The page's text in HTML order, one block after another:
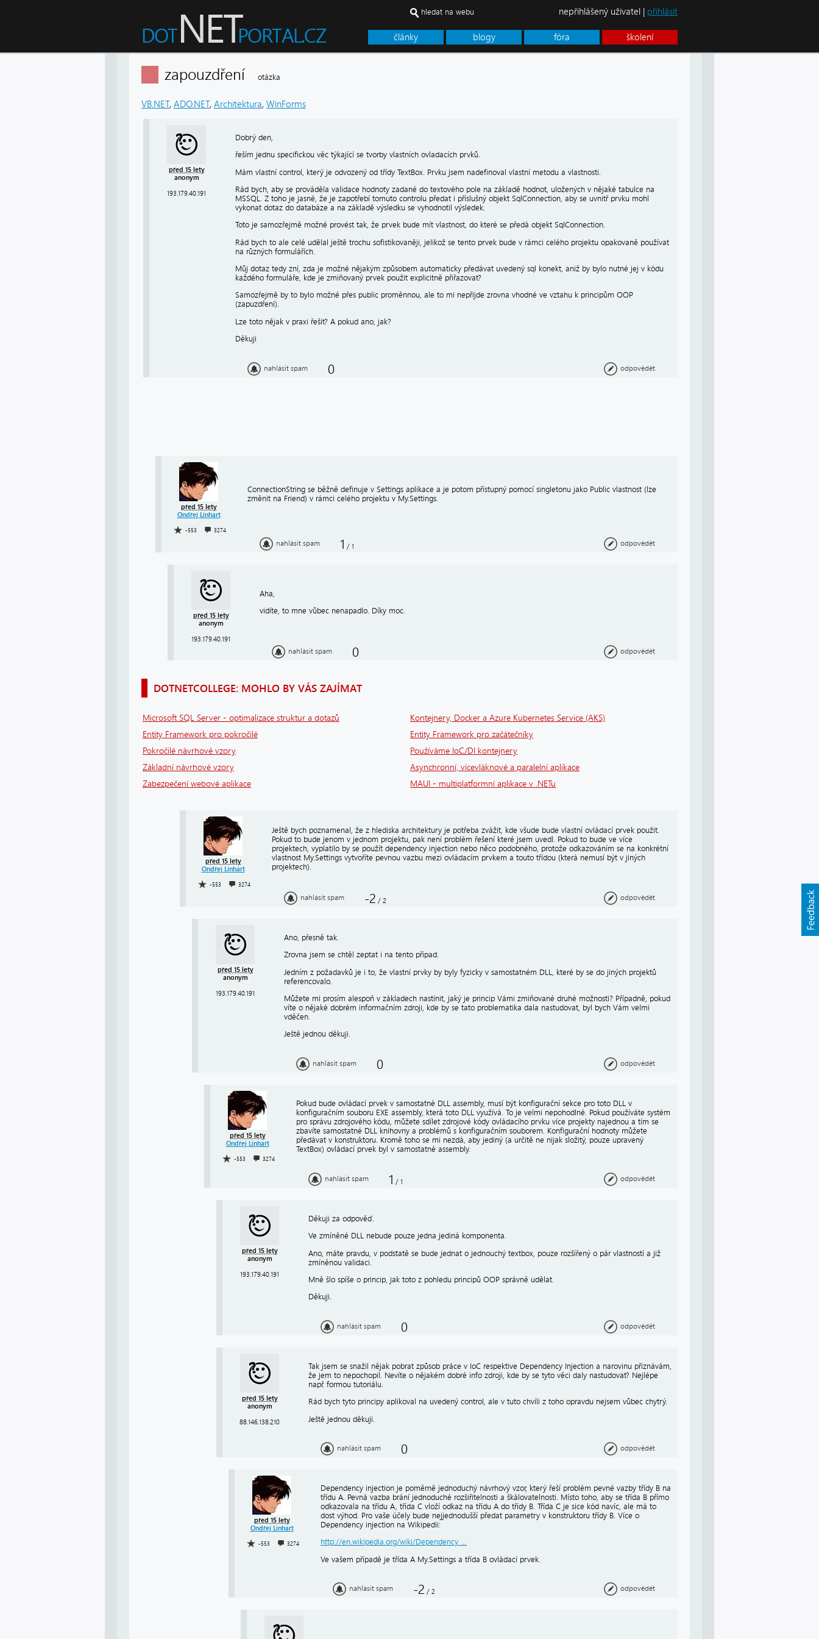
články blogy fóra školení
hledat na webu nepřihlášený uživatel | přihlásit
zapouzdření otázka
VB.NET, ADO.NET, Architektura, WinForms
před 15 lety
anonym
193.179.40.191
Dobrý den,
řeším jednu specifickou věc týkající se tvorby vlastních ovladacích prvků.
Mám vlastní control, který je odvozený od třídy TextBox. Prvku jsem nadefinoval vlastní metodu a vlastnosti.
Rád bych, aby se prováděla validace hodnoty zadané do textového pole na základě hodnot, uložených v nějaké tabulce na
MSSQL. Z toho je jasné, že je zapotřebí tomuto controlu předat i příslušný objekt SqlConnection, aby se uvnitř prvku mohl
vykonat dotaz do databáze a na základě výsledku se vyhodnotil výsledek.
Toto je samozřejmě možné provést tak, že prvek bude mít vlastnost, do které se předá objekt SqlConnection.
Rád bych to ale celé udělal ještě trochu sofistikovaněji, jelikož se tento prvek bude v rámci celého projektu opakovaně používat
na různých formulářích.
Můj dotaz tedy zní, zda je možné nějakým způsobem automaticky předávat uvedený sql konekt, aniž by bylo nutné jej v kódu
každého formuláře, kde je zmiňovaný prvek použit explicitně přiřazovat?
Samozřejmě by to bylo možné přes public proměnnou, ale to mi nepřijde zrovna vhodné ve vztahu k principům OOP
(zapuzdření).
Lze toto nějak v praxi řešit? A pokud ano, jak?
Děkuji
nahlásit spam 0 odpovědět
před 15 lety
Ondřej Linhart
-553 3274
ConnectionString se běžně definuje v Settings aplikace a je potom přístupný pomocí singletonu jako Public vlastnost (lze
změnit na Friend) v rámci celého projektu v My.Settings.
nahlásit spam 1 / 1 odpovědět
před 15 lety
anonym
193.179.40.191
Aha,
vidíte, to mne vůbec nenapadlo. Díky moc.
nahlásit spam 0 odpovědět
DOTNETCOLLEGE: MOHLO BY VÁS ZAJÍMAT
Microsoft SQL Server - optimalizace struktur a dotazů
Kontejnery, Docker a Azure Kubernetes Service (AKS)
Entity Framework pro pokročilé
Entity Framework pro začátečníky
Pokročilé návrhové vzory
Používáme IoC/DI kontejnery
Základní návrhové vzory
Asynchronní, vícevláknové a paralelní aplikace
Zabezpečení webové aplikace
MAUI - multiplatformní aplikace v .NETu
před 15 lety
Ondřej Linhart
-553 3274
Ještě bych poznamenal, že z hlediska architektury je potřeba zvážit, kde všude bude vlastní ovládací prvek použit.
Pokud to bude jenom v jednom projektu, pak není problém řešení které jsem uvedl. Pokud to bude ve více
projektech, vyplatilo by se použít dependency injection nebo něco podobného, protože odkazováním se na konkrétní
vlastnost My.Settings vytvoříte pevnou vazbu mezi ovládacím prvkem a touto třídou (která nemusí být v jiných
projektech).
nahlásit spam -2 / 2 odpovědět
před 15 lety
anonym
193.179.40.191
Ano, přesně tak.
Zrovna jsem se chtěl zeptat i na tento případ.
Jedním z požadavků je i to, že vlastní prvky by byly fyzicky v samostatném DLL, které by se do jiných projektů
referencovalo.
Můžete mi prosím alespoň v základech nastínit, jaký je princip Vámi zmiňované druhé možnosti? Případně, pokud
víte o nějaké dobrém informačním zdroji, kde by se tato problematika dala nastudovat, byl bych Vám velmi
vděčen.
Ještě jednou děkuji.
nahlásit spam 0 odpovědět
před 15 lety
Ondřej Linhart
-553 3274
Pokud bude ovládací prvek v samostatné DLL assembly, musí být konfigurační sekce pro toto DLL v
konfiguračním souboru EXE assembly, která toto DLL využívá. To je velmi nepohodlné. Pokud používáte systém
pro správu zdrojového kódu, můžete sdílet zdrojové kódy ovládacího prvku více projekty najednou a tím se
zbavíte samostatné DLL knihovny a problémů s konfiguračním souborem. Konfigurační hodnoty můžete
předávat v konstruktoru. Kromě toho se mi nezdá, aby jediný (a určitě ne nijak složitý, pouze upravený
TextBox) ovládací prvek byl v samostatné assembly.
nahlásit spam 1 / 1 odpovědět
před 15 lety
anonym
193.179.40.191
Děkuji za odpověď.
Ve zmíněné DLL nebude pouze jedna jediná komponenta.
Ano, máte pravdu, v podstatě se bude jednat o jednouchý textbox, pouze rozšířený o pár vlastností a již
zmíněnou validaci.
Mně šlo spíše o princip, jak toto z pohledu principů OOP správně udělat.
Děkuji.
nahlásit spam 0 odpovědět
před 15 lety
anonym
88.146.138.210
Tak jsem se snažil nějak pobrat způsob práce v IoC respektive Dependency Injection a narovinu přiznávám,
že jem to nepochopil. Nevíte o nějakém dobré info zdroji, kde by se tyto věci daly nastudovat? Nejlépe
např. formou tutoriálu.
Rád bych tyto principy aplikoval na uvedený control, ale v tuto chvíli z toho opravdu nejsem vůbec chytrý.
Ještě jednou děkuji.
nahlásit spam 0 odpovědět
před 15 lety
Ondřej Linhart
-553 3274
Dependency injection je poměrně jednoduchý návrhový vzor, který řeší problém pevné vazby třídy B na
třídu A. Pevná vazba brání jednoduché rozšiřitelnosti a škálovatelnosti. Místo toho, aby se třída B přímo
odkazovala na třídu A, třída C vloží odkaz na třídu A do třídy B. Třída C je sice kód navíc, ale má to
dost výhod. Pro vaše účely bude nejjednodušší předat parametry v konstruktoru třídy B. Více o
Dependency injection na Wikipedii:
http://en.wikipedia.org/wiki/Dependency_...
Ve vašem případě je třída A My.Settings a třída B ovládací prvek.
nahlásit spam -2 / 2 odpovědět